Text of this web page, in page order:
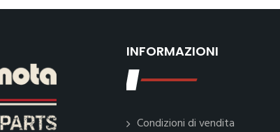
INFORMAZIONI
Condizioni di vendita